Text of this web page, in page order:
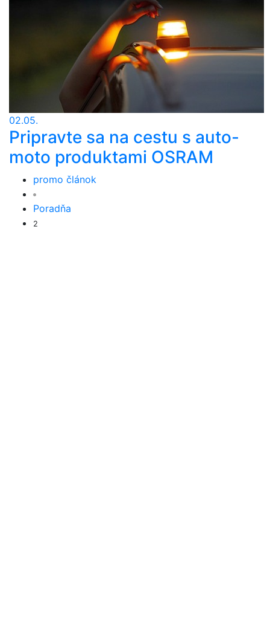
02.05.
Pripravte sa na cestu s auto-
moto produktami OSRAM
promo článok
Poradňa
2